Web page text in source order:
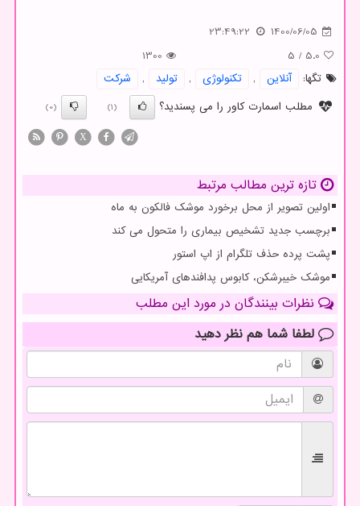
1400/06/05
23:49:22
5.0
/
5
1300
تگها:
آنلاین , تكنولوژی , تولید ,
شركت
مطلب اسمارت کاور را می پسندید؟
(1)
(0)
X
تازه ترین مطالب مرتبط
اولین تصویر از محل برخورد موشک فالکون به ماه
برچسب جدید تشخیص بیماری را متحول می کند
پشت پرده حذف تلگرام از اپ استور
موشک خیبرشکن، کابوس پدافندهای آمریکایی
نظرات بینندگان در مورد این مطلب
لطفا شما هم نظر دهید